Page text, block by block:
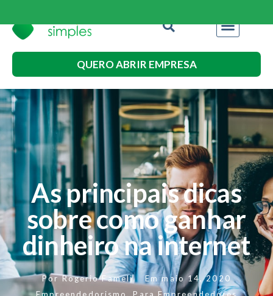
QUERO ABRIR EMPRESA
As principais dicas
sobre como ganhar
dinheiro na internet
PorRogerio Fameli Em maio 14, 2020